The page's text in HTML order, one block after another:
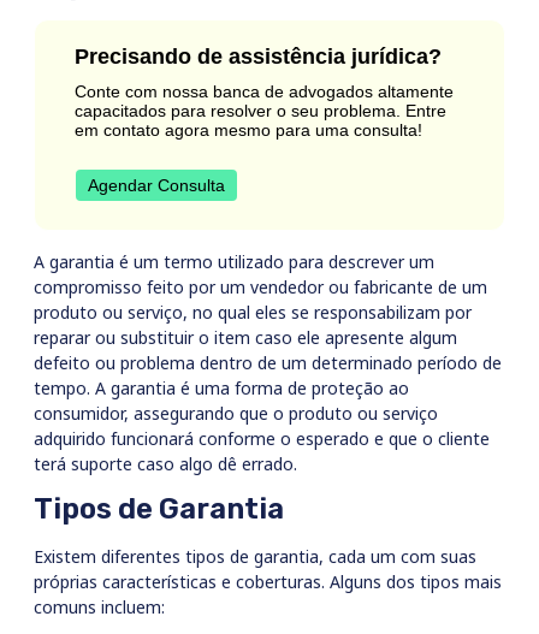
Precisando de assistência jurídica?
Conte com nossa banca de advogados altamente
capacitados para resolver o seu problema. Entre
em contato agora mesmo para uma consulta!
Agendar Consulta
A garantia é um termo utilizado para descrever um
compromisso feito por um vendedor ou fabricante de um
produto ou serviço, no qual eles se responsabilizam por
reparar ou substituir o item caso ele apresente algum
defeito ou problema dentro de um determinado período de
tempo. A garantia é uma forma de proteção ao
consumidor, assegurando que o produto ou serviço
adquirido funcionará conforme o esperado e que o cliente
terá suporte caso algo dê errado.
Tipos de Garantia
Existem diferentes tipos de garantia, cada um com suas
próprias características e coberturas. Alguns dos tipos mais
comuns incluem: